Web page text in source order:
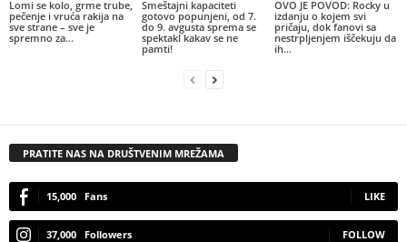
Lomi se kolo, grme trube,
pečenje i vruća rakija na
sve strane – sve je
spremno za...
Smeštajni kapaciteti
gotovo popunjeni, od 7.
do 9. avgusta sprema se
spektakl kakav se ne
pamti!
OVO JE POVOD: Rocky u
izdanju o kojem svi
pričaju, dok fanovi sa
nestrpljenjem iščekuju da
ih...
PRATITE NAS NA DRUŠTVENIM MREŽAMA
15,000 Fans LIKE
37,000 Followers FOLLOW